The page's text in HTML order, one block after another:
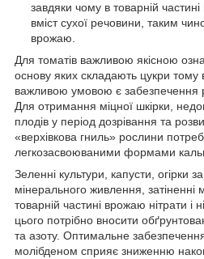
завдяки чому в товарній
вміст сухої речовини, таким
врожаю.
Для томатів важливою якісною
основу яких складають цукри тому
важливою умовою є забезпечення
Для отримання міцної шкірки,
плодів у період дозрівання та
«верхівкова гниль» рослини
легкозасвоюваними формами
Зеленні культури, капусти, огірки
мінерального живлення, затіненні
товарній частині врожаю нітрати
цього потрібно вносити
та азоту. Оптимальне
молібденом сприяє зниженню